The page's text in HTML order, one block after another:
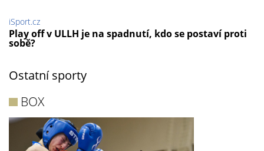
iSport.cz
Play off v ULLH je na spadnutí, kdo se postaví proti
sobě?
Ostatní sporty
BOX